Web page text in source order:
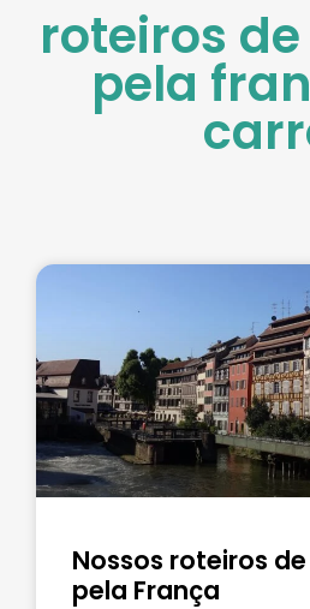
roteiros
pela
Nossos roteiros
pela França